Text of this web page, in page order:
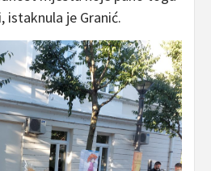
je Granić.